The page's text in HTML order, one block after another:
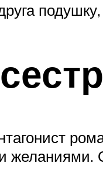
желаниями.